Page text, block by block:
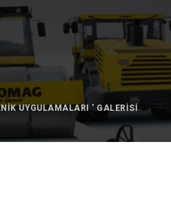
UYGULAMALARI ' GALERİSİ